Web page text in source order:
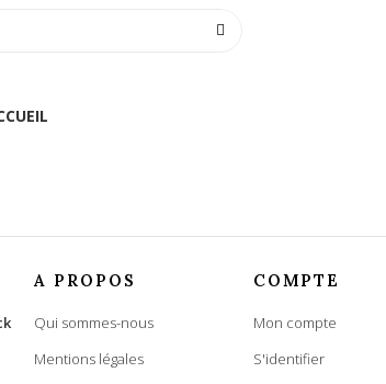
A PROPOS
Qui sommes-nous
Mentions légales
COMPTE
Mon compte
S'identifier